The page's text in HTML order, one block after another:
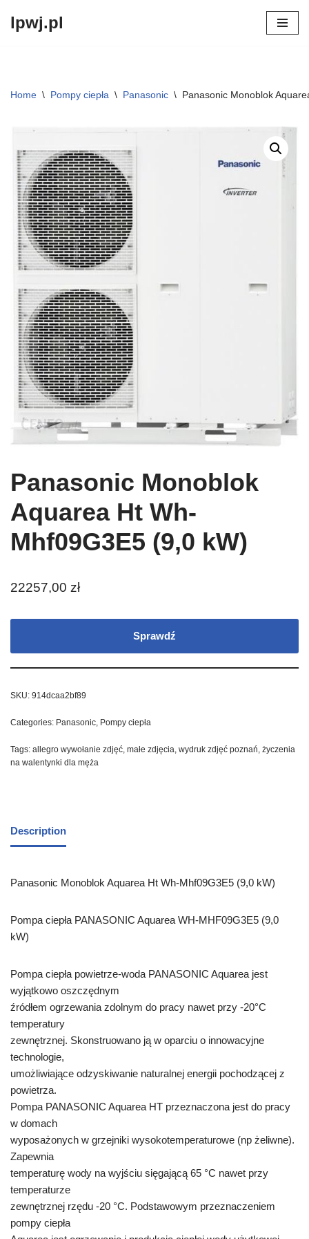
lpwj.pl
Home \ Pompy ciepła \ Panasonic \ Panasonic Monoblok
Panasonic Monoblok
Aquarea Ht Wh-
Mhf09G3E5 (9,0 kW)
22257,00 zł
Sprawdź
SKU: 914dcaa2bf89
Categories: Panasonic Pompy ciepła
Tags: allegro wywołanie zdjęć małe zdjęcia wydruk zdjęć poznań życzenia
na walentynki dla męża
Description
Panasonic Monoblok Aquarea Ht Wh-Mhf09G3E5 (9,0 kW)
Pompa ciepła PANASONIC Aquarea WH-MHF09G3E5 (9,0
kW)
Pompa ciepła powietrze-woda PANASONIC Aquarea jest
wyjątkowo oszczędnym
źródłem ogrzewania zdolnym do pracy nawet przy -20°C
temperatury
zewnętrznej. Skonstruowano ją w oparciu o innowacyjne
technologie,
umożliwiające odzyskiwanie naturalnej energii pochodzącej z
powietrza.
Pompa PANASONIC Aquarea HT przeznaczona jest do pracy
w domach
wyposażonych w grzejniki wysokotemperaturowe (np żeliwne).
Zapewnia
temperaturę wody na wyjściu sięgającą 65 °C nawet przy
temperaturze
zewnętrznej rzędu -20 °C. Podstawowym przeznaczeniem
pompy ciepła